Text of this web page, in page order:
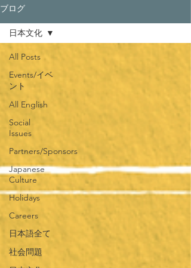
ブログ
All Posts
Events/イベ
ント
All English
Social
Issues
Partners/Sponsors
Japanese
Culture
Holidays
Careers
日本語全て
社会問題
日本文化